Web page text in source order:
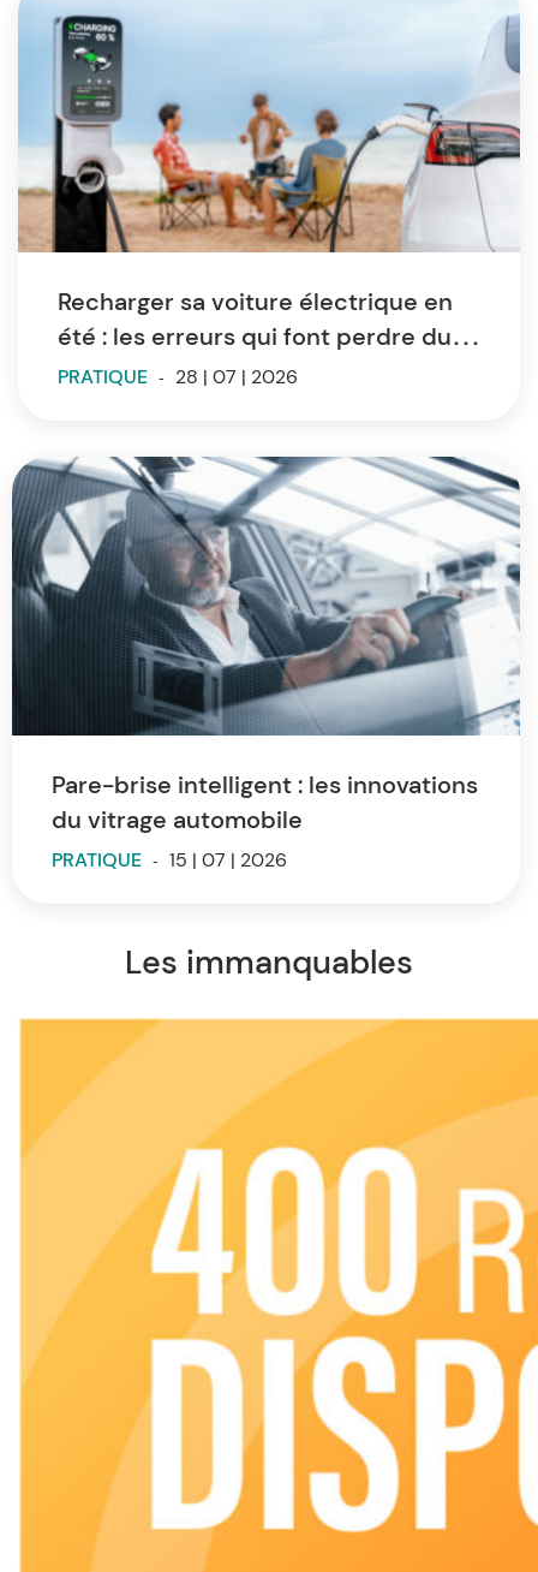
Recharger sa voiture électrique en
été : les erreurs qui font perdre du
temps et de l’autonomie
PRATIQUE - 28 | 07 | 2026
Pare-brise intelligent : les innovations
du vitrage automobile
PRATIQUE - 15 | 07 | 2026
Les immanquables